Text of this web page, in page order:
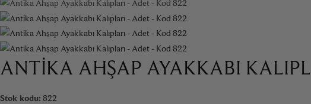
ANTIKA AHŞAP AYAKKABI
Stok kodu: 822